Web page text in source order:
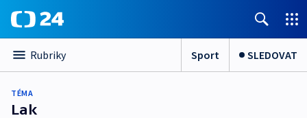
Rubriky Sport SLEDOVAT
TÉMA
Lak